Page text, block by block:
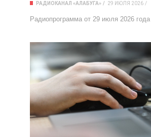
РАДИОКАНАЛ «АЛАБУГА» 29 ИЮЛЯ 2026
Радиопрограмма от 29 июля 2026 года